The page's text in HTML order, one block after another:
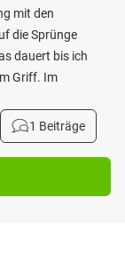
mit den
die Sprünge
dauert bis ich
Griff. Im
1 Beiträge